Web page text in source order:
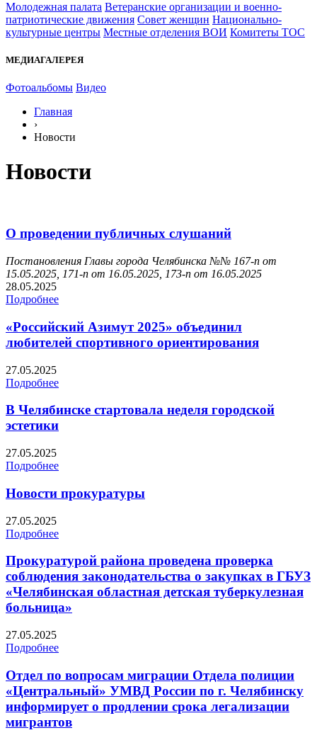
Молодежная палата Ветеранские организации и военно-
патриотические движения Совет женщин Национально-
культурные центры Местные отделения ВОИ Комитеты ТОС
МЕДИАГАЛЕРЕЯ
Фотоальбомы Видео
Главная
›
Новости
Новости
О проведении публичных слушаний
Постановления Главы города Челябинска №№ 167-п от
15.05.2025, 171-п от 16.05.2025, 173-п от 16.05.2025
28.05.2025
Подробнее
«Российский Азимут 2025» объединил
любителей спортивного ориентирования
27.05.2025
Подробнее
В Челябинске стартовала неделя городской
эстетики
27.05.2025
Подробнее
Новости прокуратуры
27.05.2025
Подробнее
Прокуратурой района проведена проверка
соблюдения законодательства о закупках в ГБУЗ
«Челябинская областная детская туберкулезная
больница»
27.05.2025
Подробнее
Отдел по вопросам миграции Отдела полиции
«Центральный» УМВД России по г. Челябинску
информирует о продлении срока легализации
мигрантов